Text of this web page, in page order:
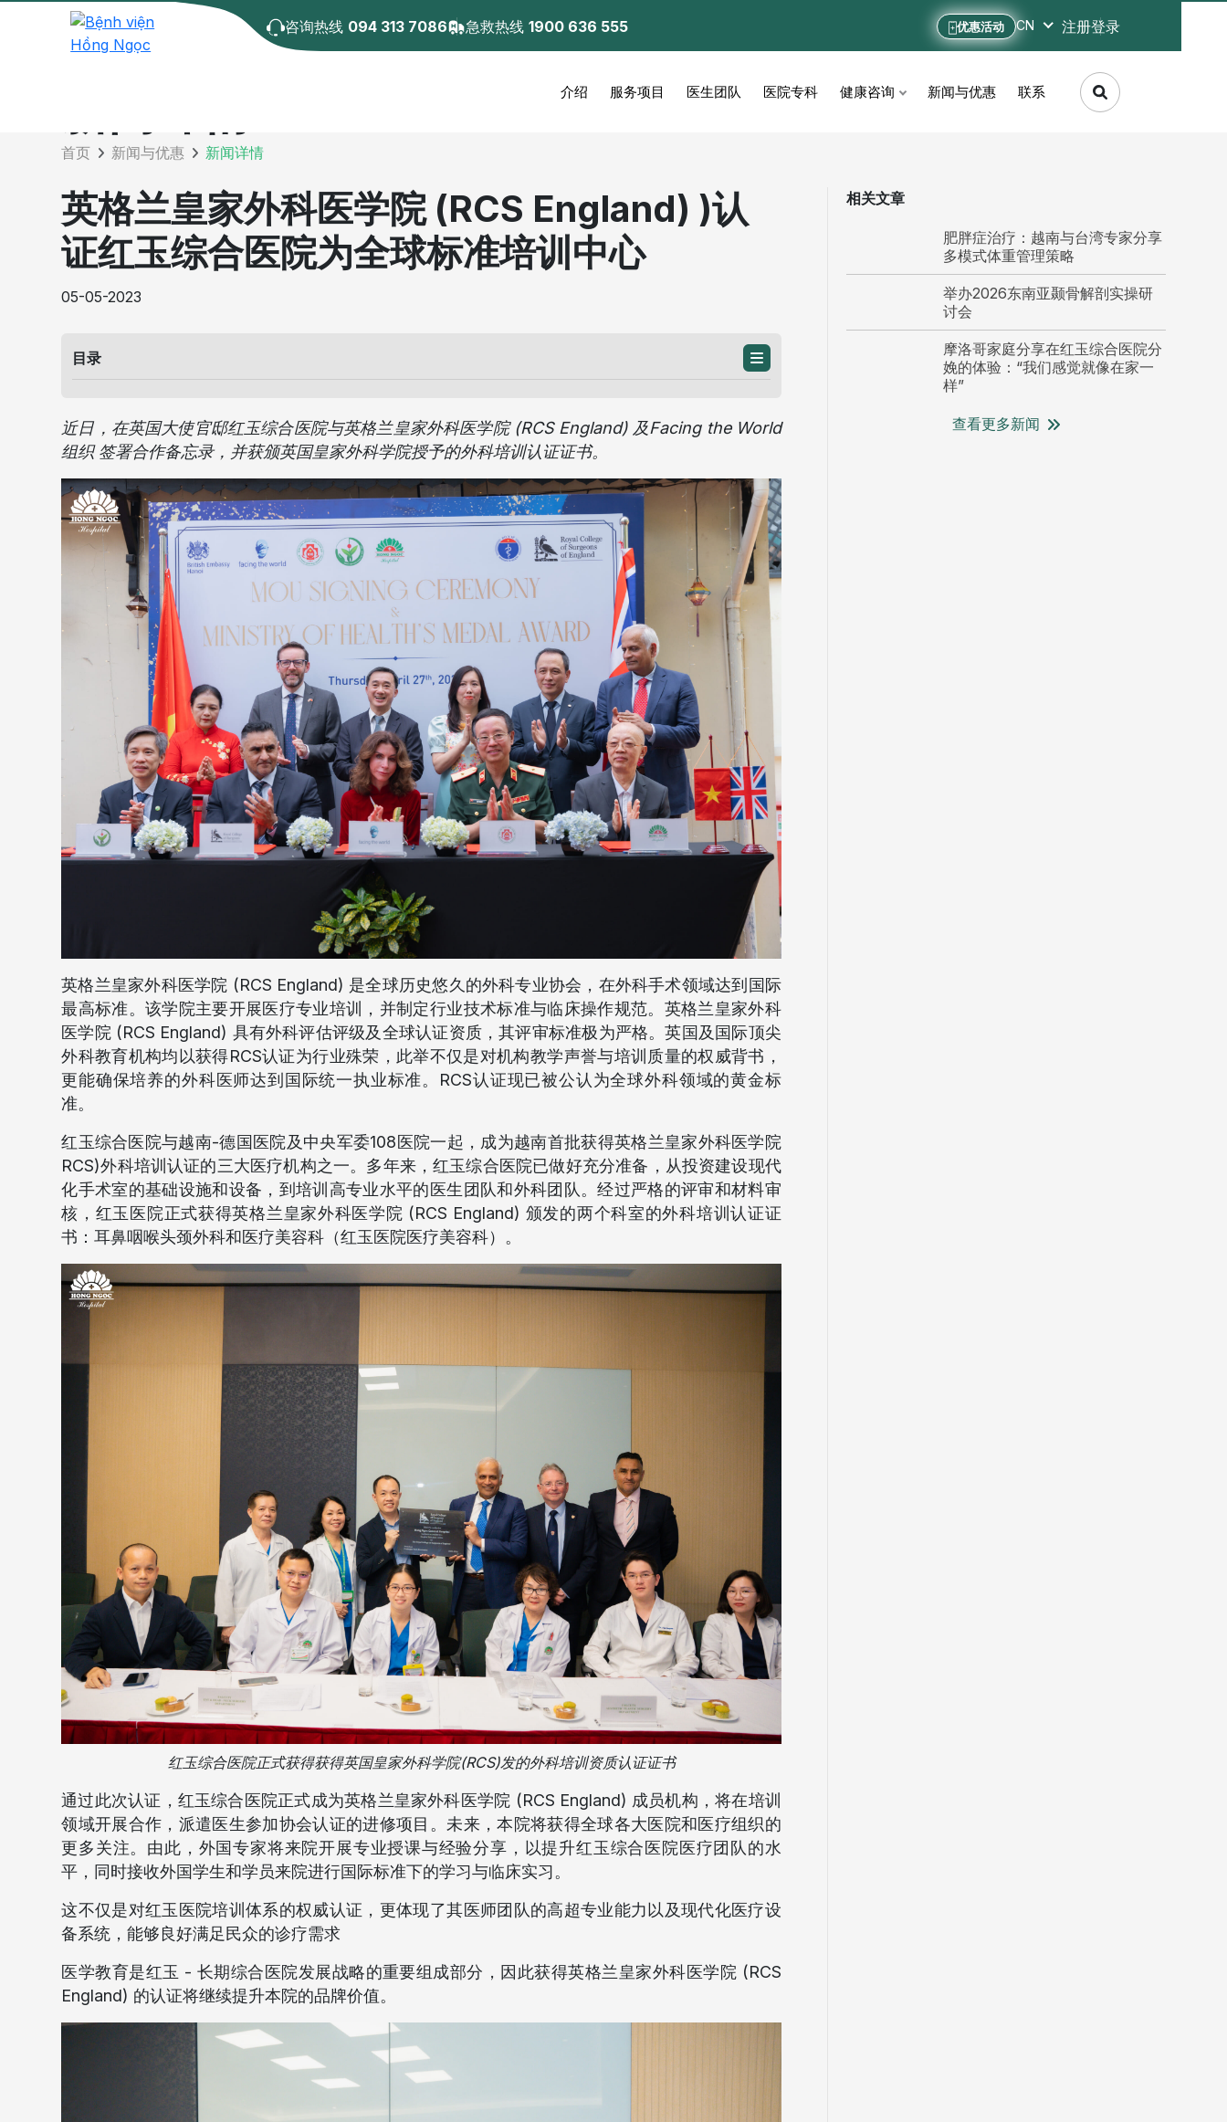
咨询热线 094 313 7086 急救热线1900 636 555 优惠活动 CN 注册登录
介绍 服务项目 医生团队 医院专科 健康咨询 新闻与优惠 联系
首页 新闻与优惠 新闻详情
英格兰皇家外科医学院 (RCS England) )认
证红玉综合医院为全球标准培训中心
05-05-2023
目录
近日，在英国大使官邸红玉综合医院与英格兰皇家外科医学院 (RCS England) 及Facing the World
组织 签署合作备忘录，并获颁英国皇家外科学院授予的外科培训认证证书。
英格兰皇家外科医学院 (RCS England) 是全球历史悠久的外科专业协会，在外科手术领域达到国际
最高标准。该学院主要开展医疗专业培训，并制定行业技术标准与临床操作规范。英格兰皇家外科
医学院 (RCS England) 具有外科评估评级及全球认证资质，其评审标准极为严格。英国及国际顶尖
外科教育机构均以获得RCS认证为行业殊荣，此举不仅是对机构教学声誉与培训质量的权威背书，
更能确保培养的外科医师达到国际统一执业标准。RCS认证现已被公认为全球外科领域的黄金标
准。
红玉综合医院与越南-德国医院及中央军委108医院一起，成为越南首批获得英格兰皇家外科医学院
RCS)外科培训认证的三大医疗机构之一。多年来，红玉综合医院已做好充分准备，从投资建设现代
化手术室的基础设施和设备，到培训高专业水平的医生团队和外科团队。经过严格的评审和材料审
核，红玉医院正式获得英格兰皇家外科医学院 (RCS England) 颁发的两个科室的外科培训认证证
书：耳鼻咽喉头颈外科和医疗美容科（红玉医院医疗美容科）。
红玉综合医院正式获得获得英国皇家外科学院(RCS)发的外科培训资质认证证书
通过此次认证，红玉综合医院正式成为英格兰皇家外科医学院 (RCS England) 成员机构，将在培训
领域开展合作，派遣医生参加协会认证的进修项目。未来，本院将获得全球各大医院和医疗组织的
更多关注。由此，外国专家将来院开展专业授课与经验分享，以提升红玉综合医院医疗团队的水
平，同时接收外国学生和学员来院进行国际标准下的学习与临床实习。
这不仅是对红玉医院培训体系的权威认证，更体现了其医师团队的高超专业能力以及现代化医疗设
备系统，能够良好满足民众的诊疗需求
医学教育是红玉 - 长期综合医院发展战略的重要组成部分，因此获得英格兰皇家外科医学院 (RCS
England) 的认证将继续提升本院的品牌价值。
相关文章
肥胖症治疗：越南与台湾专家分享
多模式体重管理策略
举办2026东南亚颞骨解剖实操研
讨会
摩洛哥家庭分享在红玉综合医院分
娩的体验：“我们感觉就像在家一
样”
查看更多新闻